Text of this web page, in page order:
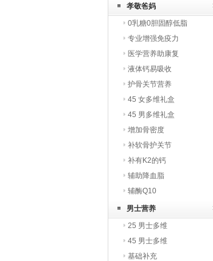
孝敬爸妈
0乳糖0胆固醇低脂
专业增强免疫力
医学营养助康复
液体钙易吸收
护骨关节营养
45 女多维礼盒
45 男多维礼盒
增加骨密度
补软骨护关节
补有K2的钙
辅助降血脂
辅酶Q10
男士营养
25 男士多维
45 男士多维
基础补充